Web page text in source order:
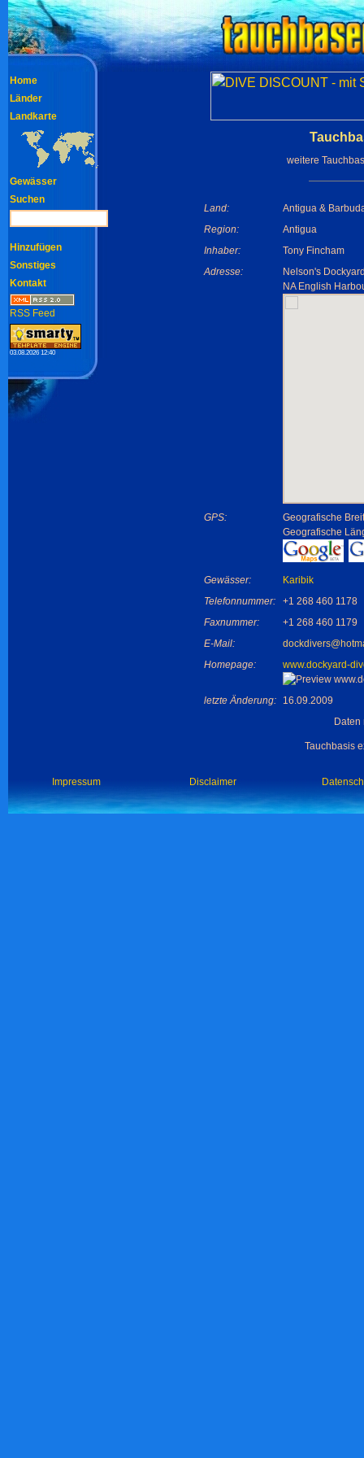
weitere
Land:
Antigua &
Region:
Antigua
Inhaber:
Tony Fincham
Adresse:
Nelson's
NA English
GPS:
Geografische
Geografische
Gewässer:
Karibik
Telefonnummer:
+1 268 460 1178
Faxnummer:
+1 268 460 1179
E-Mail:
Homepage:
www.dockyard-
letzte Änderung:
16.09.2009
Tauchbasis
Home
Länder
Landkarte
Gewässer
Suchen
Hinzufügen
Sonstiges
Kontakt
RSS Feed
03.08.2026 12:40
Impressum Disclaimer